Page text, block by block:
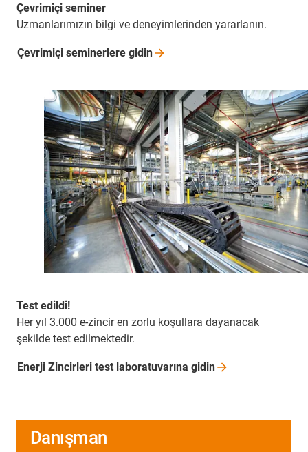
Çevrimiçi seminer
Uzmanlarımızın bilgi ve deneyimlerinden yararlanın.
Çevrimiçi seminerlere gidin
Test edildi!
Her yıl 3.000 e-zincir en zorlu koşullara dayanacak
şekilde test edilmektedir.
Enerji Zincirleri test laboratuvarına gidin
Danışman